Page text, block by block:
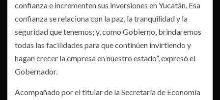
confianza e incrementen sus inversiones en Yucatán. Esa
confianza se relaciona con la paz, la tranquilidad y la
seguridad que tenemos; y, como Gobierno, brindaremos
todas las facilidades para que continúen invirtiendo y
hagan crecer la empresa en nuestro estado”, expresó el
Gobernador.
Acompañado por el titular de la Secretaría de Economía